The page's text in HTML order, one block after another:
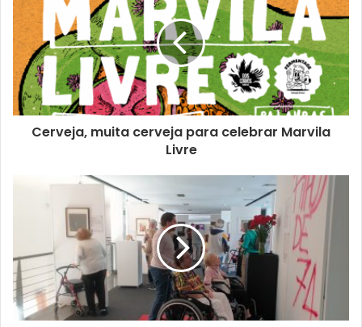
agora, pela primeira vez, revelados.
A exposição estará patente de 17 de Abril a 19 de Maio, no
Museu do Oriente. A entrada é gratuita.
Cerveja, muita cerveja para celebrar Marvila
Livre